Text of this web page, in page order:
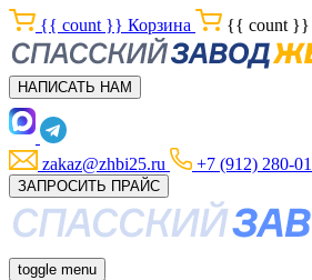
{{ count }} Корзина {{ count }}
НАПИСАТЬ НАМ
zakaz@zhbi25.ru +7 (912) 280-
ЗАПРОСИТЬ ПРАЙС
toggle menu